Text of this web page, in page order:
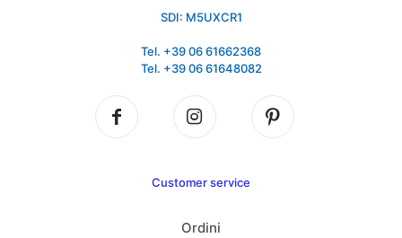
SDI: M5UXCR1
Tel. +39 06 61662368
Tel. +39 06 61648082
Customer service
Ordini